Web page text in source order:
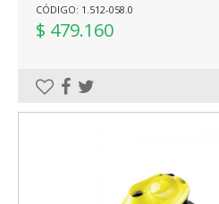
CÓDIGO: 1.512-058.0
$ 479.160